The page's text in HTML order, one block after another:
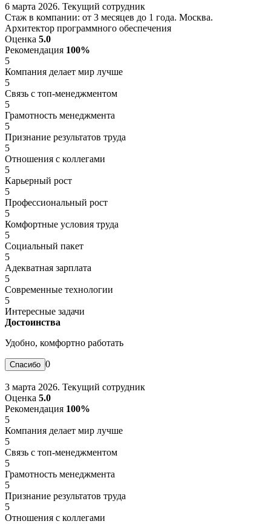
6 марта 2026. Текущий сотрудник
Стаж в компании: от 3 месяцев до 1 года. Москва.
Архитектор программного обеспечения
Оценка 5.0
Рекомендация 100%
5
Компания делает мир лучше
5
Связь с топ-менеджментом
5
Грамотность менеджмента
5
Признание результатов труда
5
Отношения с коллегами
5
Карьерный рост
5
Профессиональный рост
5
Комфортные условия труда
5
Социальный пакет
5
Адекватная зарплата
5
Современные технологии
5
Интересные задачи
Достоинства
Удобно, комфортно работать
0
3 марта 2026. Текущий сотрудник
Оценка 5.0
Рекомендация 100%
5
Компания делает мир лучше
5
Связь с топ-менеджментом
5
Грамотность менеджмента
5
Признание результатов труда
5
Отношения с коллегами